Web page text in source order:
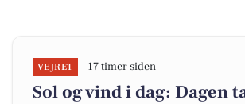
VEJRET 17 timer siden
Sol og vind i dag: Dagen